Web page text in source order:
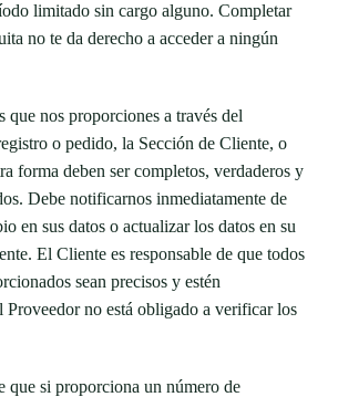
limitado sin cargo alguno. Completar
no te da derecho a acceder a ningún
que nos proporciones a través del
o pedido, la Sección de Cliente, o
forma deben ser completos, verdaderos y
Debe notificarnos inmediatamente de
en sus datos o actualizar los datos en su
El Cliente es responsable de que todos
sean precisos y estén
Proveedor no está obligado a verificar los
que si proporciona un número de